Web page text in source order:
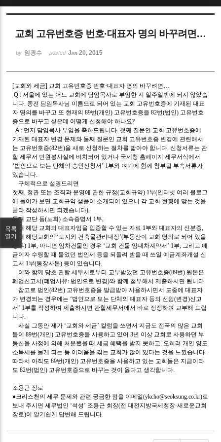
교회 고유번호증 번호·대표자 명의 바꾸려면…
by 임광수 posted Jan 20, 2015
[교회와 세금] 교회 고유번호증 번호·대표자 명의 바꾸려면…
Q :서울에 있는 어느 교회에 담임목사로 부임한 지 일주일밖에 되지 않았습
니다. 종전 담임목사님 이름으로 되어 있는 교회 고유번호증에 기재된 대표
자 명의를 바꾸고 또 현재의89번(개인) 고유번호증을82번(법인) 고유번호
증으로 바꾸고 싶은데 어떻게 신청해야 하나요?
A : 먼저 담임목사 부임을 축하드립니다. 첫째 질문인 교회 고유번호증에
기재된 대표자 변경 문제와 둘째 질문인 교회 고유번호증 변경에 관련해서
는 고유번호증(82번)을 새로 신청하는 절차를 밟아야 합니다.신청서류는 관
할 세무서 민원봉사실에 비치되어 있거나 국세청 홈페이지 세무서식에서
‘법인으로 보는 단체의 승인신청서’ 1부와 여기에 함께 첨부될 부속서류가
있습니다.
구체적으로 설명드리면
첫째, 정관 또는 조직과 운영에 관한 규정(교회규약) 1부(인터넷 여러 블로그
에 들어가 보면 교회규약 샘플이 소개되어 있으니 각 교회 현황에 맞는 것을
골라 작성하시면 되겠습니다),
둘째 교단 등(노회) 소속증명서 1부,
셋째 해당 교회의 대표자임을 입증할 수 있는 자료 1부와 대표자의 신분증,
넷째 해당교회의 ‘토지와 건축물관리대장’(부동산이 교회 명의로 되어 있을
경우) 1부, 아니면 임차건물인 경우 ‘교회 건물 임대차계약서’ 1부, 그리고 예
금이자 수령할 때 물었던 법인세 등을 되돌려 받을 때 쓰일 예금계좌개설 신
고서 1부(통장사본) 등이 있습니다.
이와 함께 당초 관할 세무서로부터 교부받았던 고유번호증(89번) 원본은
폐업신고서(폐업사유: 법인으로 변경)와 함께 첨부해서 제출하시면 됩니다.
참고로 법인(82번) 고유번호증을 발급받아 사용하시면서 도중에 대표자
가 변경되는 경우에는 ‘법인으로 보는 단체의 대표자 등의 선임(변경)신고
서’ 1부를 작성하여 제출하시면 관할세무서에서 바로 정정하여 교부해 드립
니다.
사실 그동안 제가 ‘교회와 세금’ 칼럼을 쓰면서 지금도 전국의 많은 교회
들이89번(개인) 고유번호증을 사용하고 있어3년 이상 교회로 사용하던 부
동산을 사정에 의해 처분했을 때 세금 혜택을 받지 못하고, 오히려 개인 양도
소득세를 물게 되는 등 어려움을 겪는 교회가 많이 있다는 것을 느꼈습니다.
따라서 아직도89번(개인) 고유번호증을 사용하고 있는 교회들은 지금이라
도82번(법인) 고유번호증으로 바꾸는 것이 옳다고 생각합니다.
조용근 장로
●크리스천의 세무 문제와 관련 궁금한 점을 이메일(ykcho@seoksung.co.kr)로
보내 주시면 세무법인 ‘석성’ 조용근 회장(전 대전지방국세청장·새로운교회
장로)이 알기쉽게 답변해 드립니다.
목록
열기
Sketchbook5, 스케치북5
Sketchbook5, 스케치북5